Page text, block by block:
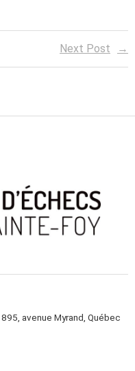
Next Post
avenue Myrand, Québec